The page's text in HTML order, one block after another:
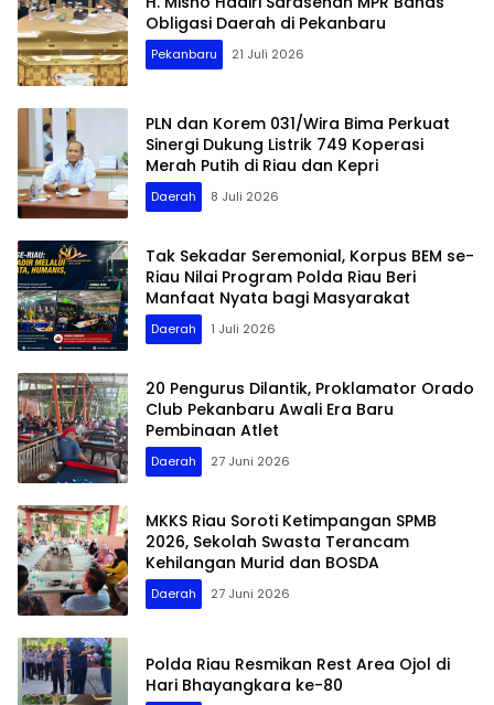
Obligasi Daerah di Pekanbaru
Pekanbaru 21 Juli 2026
PLN dan Korem 031/Wira Bima Perkuat
Sinergi Dukung Listrik 749 Koperasi
Merah Putih di Riau dan Kepri
Daerah 8 Juli 2026
Tak Sekadar Seremonial, Korpus BEM se-
Riau Nilai Program Polda Riau Beri
Manfaat Nyata bagi Masyarakat
Daerah 1 Juli 2026
20 Pengurus Dilantik, Proklamator Orado
Club Pekanbaru Awali Era Baru
Pembinaan Atlet
Daerah 27 Juni 2026
MKKS Riau Soroti Ketimpangan SPMB
2026, Sekolah Swasta Terancam
Kehilangan Murid dan BOSDA
Daerah 27 Juni 2026
Polda Riau Resmikan Rest Area Ojol di
Hari Bhayangkara ke-80